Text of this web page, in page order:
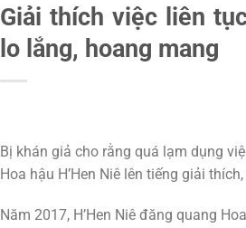
Giải thích việc liên
lo lắng, hoang mang
Bị khán giả cho rằng quá lạm dụng
Hoa hậu H’Hen Niê lên tiếng giải
Năm 2017, H’Hen Niê đăng quang